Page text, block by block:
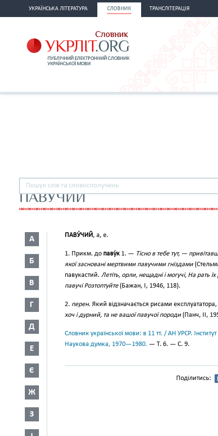
УКРАЇНСЬКА ЛІТЕРАТУРА СЛОВНИК ТРАНСЛІТЕРАЦІЯ
ПАВУЧИЙ
А
Б
В
Г
Д
Е
Є
Ж
З
ПАВУ́ЧИЙ, а, е.
1. Прикм. до паву́к 1. — Тісно в тебе тут, —
якої засновані мертвими павучими гніздами
павукастий. Летіть, орли, нещадні і могучі, На рать
павучі Розтоптуйте(Бажан, І, 1946, 118).
2. перен. Який відзначається рисами
хоч і дурний, та не вашої павучої породи (Панч, II,
Словник української мови: в 11 тт. / АН УРСР.
Наукова думка, 1970—1980. — Т. 6. — С. 9.
Поділитись: